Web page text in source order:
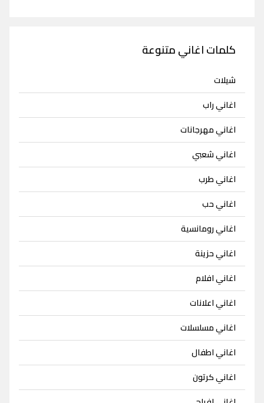
كلمات اغاني متنوعة
شيلات
اغاني راب
اغاني مهرجانات
اغاني شعبي
اغاني طرب
اغاني حب
اغاني رومانسية
اغاني حزينة
اغاني افلام
اغاني اعلانات
اغاني مسلسلات
اغاني اطفال
اغاني كرتون